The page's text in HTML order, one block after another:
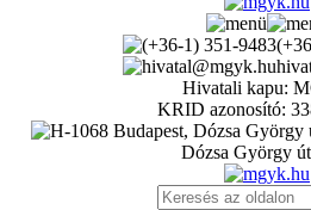
Hivatali kapu:
KRID azonosító:
Dózsa György